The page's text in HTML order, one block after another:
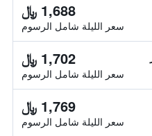
1,688 ﷼
سعر الليلة شامل الرسوم
1,702 ﷼
سعر الليلة شامل الرسوم
1,769 ﷼
سعر الليلة شامل الرسوم